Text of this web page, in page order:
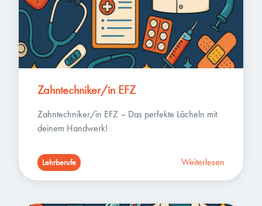
Zahntechniker/in EFZ
Zahntechniker/in EFZ – Das perfekte Lächeln mit
deinem Handwerk!
Lehrberufe Weiterlesen